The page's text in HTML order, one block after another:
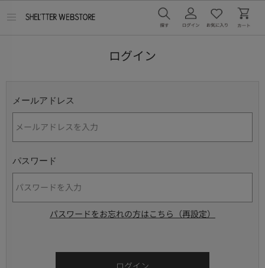
ログイン
メールアドレス
パスワード
パスワードをお忘れの方はこちら（再設定）